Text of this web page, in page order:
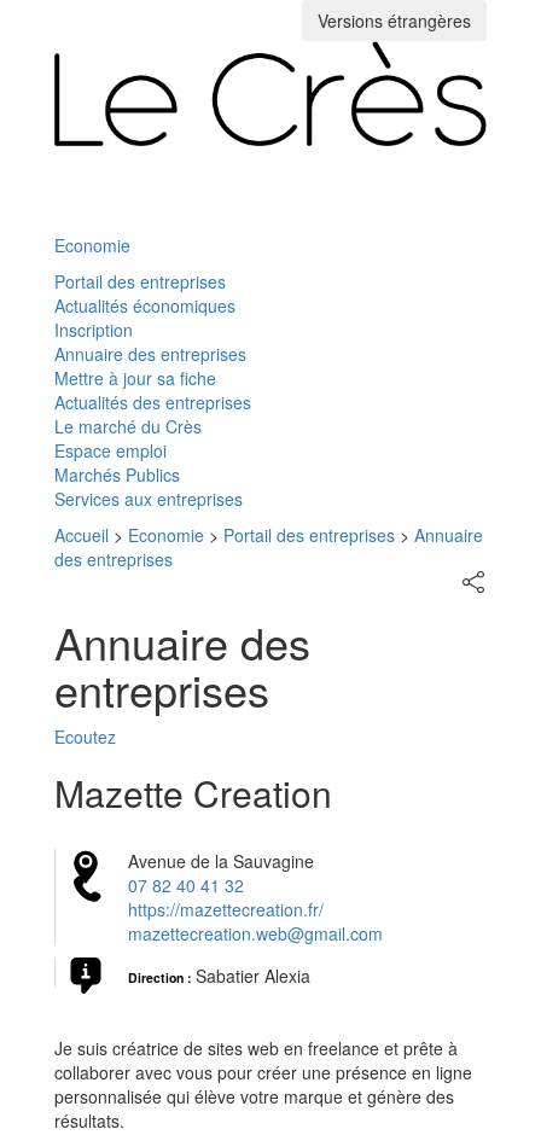
Versions étrangères
Economie
Portail des entreprises
Actualités économiques
Inscription
Annuaire des entreprises
Mettre à jour sa fiche
Actualités des entreprises
Le marché du Crès
Espace emploi
Marchés Publics
Services aux entreprises
Accueil > Economie > Portail des entreprises > Annuaire
des entreprises
Partager
sur
Annuaire des
entreprises
Ecoutez
Mazette Creation
Avenue de la Sauvagine
07 82 40 41 32
https://mazettecreation.fr/
mazettecreation.web@gmail.com
Direction : Sabatier Alexia
Je suis créatrice de sites web en freelance et prête à
collaborer avec vous pour créer une présence en ligne
personnalisée qui élève votre marque et génère des
résultats.